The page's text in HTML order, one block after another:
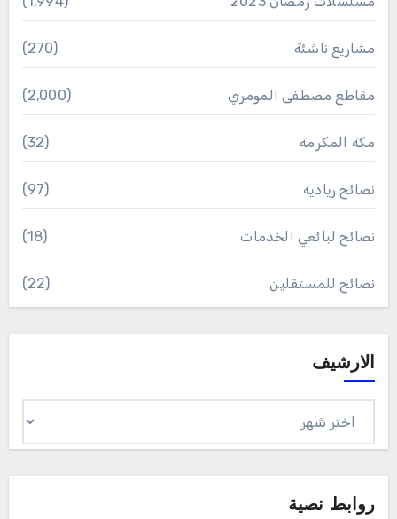
مشاريع ناشئة (270)
مقاطع مصطفى المومري (2٬000)
مكة المكرمة (32)
نصائح ريادية (97)
نصائح لبائعي الخدمات (18)
نصائح للمستقلين (22)
الارشيف
روابط نصية